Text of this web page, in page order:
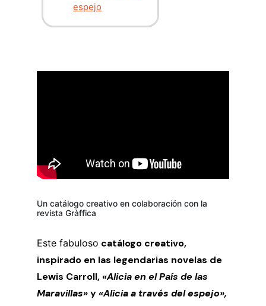
espejo
Un catálogo creativo en colaboración con la
revista Gràffica
Este fabuloso catálogo creativo,
inspirado en las legendarias novelas de
Lewis Carroll, «Alicia en el País de las
Maravillas»y «Alicia a través del espejo»,